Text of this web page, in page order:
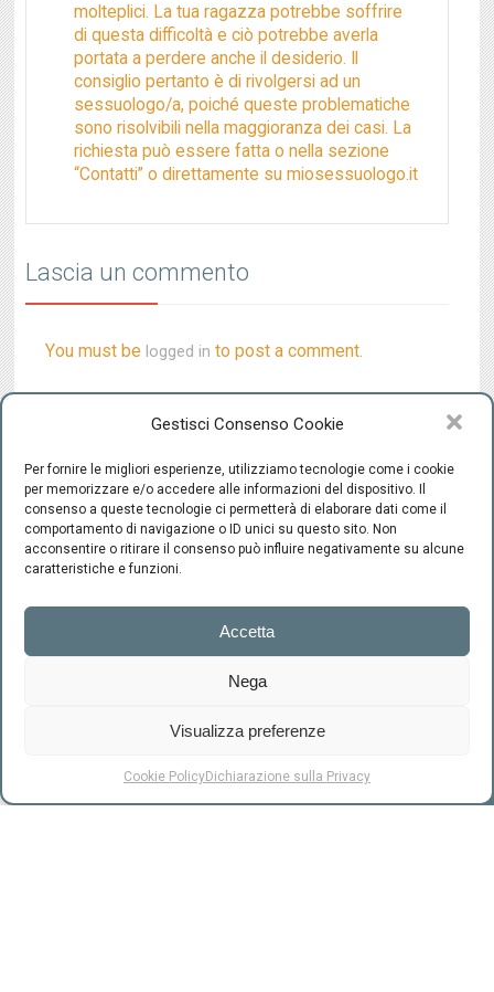
Gestisci Consenso Cookie
Per fornire le migliori esperienze, utilizziamo tecnologie come i cookie
per memorizzare e/o accedere alle informazioni del dispositivo. Il
consenso a queste tecnologie ci permetterà di elaborare dati come il
comportamento di navigazione o ID unici su questo sito. Non
acconsentire o ritirare il consenso può influire negativamente su alcune
caratteristiche e funzioni.
Accetta
Nega
Visualizza preferenze
Cookie PolicyDichiarazione sulla Privacy
molteplici. La tua ragazza potrebbe soffrire
di questa difficoltà e ciò potrebbe averla
portata a perdere anche il desiderio. Il
consiglio pertanto è di rivolgersi ad un
sessuologo/a, poiché queste problematiche
sono risolvibili nella maggioranza dei casi. La
richiesta può essere fatta o nella sezione
“Contatti” o direttamente su miosessuologo.it
Lascia un commento
You must be logged in to post a comment.
Trovaci su Facebook
CENTRO INTEGRATO DI SESSUOLOGIA "il Ponte" - C.F.
RICHIEDI UN CONSULTO